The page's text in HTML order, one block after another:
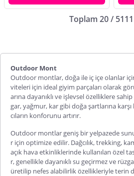
Toplam 20 /
Outdoor Mont
Outdoor montlar, doğa ile iç içe olanlar
viteleri için ideal giyim parçaları olarak
arına dayanıklı ve işlevsel özelliklere
gar, yağmur, kar gibi doğa şartlarına
cıların konforunu artırır.
Outdoor montlar geniş bir yelpazede
r için optimize edilir. Dağcılık, trekking,
açık hava etkinliklerinde kullanılan özel
r, genellikle dayanıklı su geçirmez ve
üretilip nefes alabilirlik özellikleriyle terin